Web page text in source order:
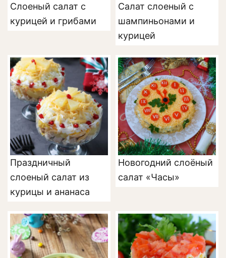
Слоеный салат с
курицей и грибами
Салат слоеный с
шампиньонами и
курицей
Праздничный
слоеный салат из
курицы и ананаса
Новогодний слоёный
салат «Часы»